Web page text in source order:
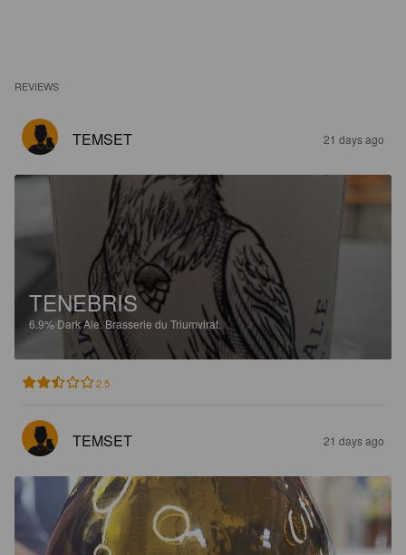
REVIEWS
TEMSET 21 days ago
TENEBRIS
6.9% Dark Ale.Brasserie du Triumvirat.
2.5
TEMSET 21 days ago